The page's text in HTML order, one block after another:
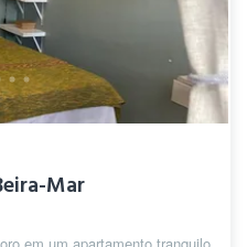
Mar